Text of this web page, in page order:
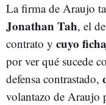
La firma de Araujo
Jonathan Tah, el
contrato y cuyo
por ver qué sucede
defensa contrastado,
volantazo de Araujo